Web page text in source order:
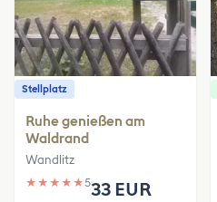
Stellplatz
Ruhe genießen am
Waldrand
Wandlitz
★ ★ ★ ★ ★533 EUR